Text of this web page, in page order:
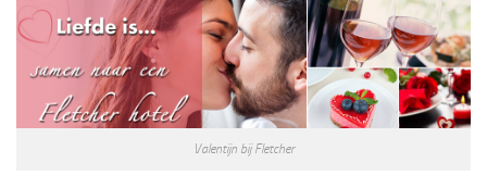
Valentijn bij Fletcher